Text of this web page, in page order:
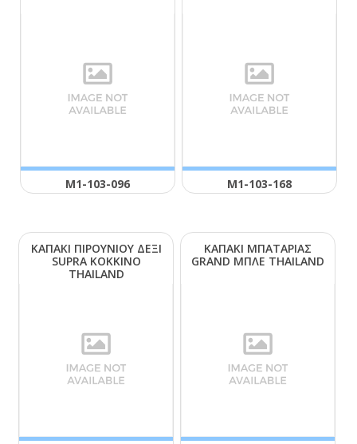
Μ1-103-096 Μ1-103-168
ΚΑΠΑΚΙ ΠΙΡΟΥΝΙΟΥ ΔΕΞΙ
SUΡRΑ ΚΟΚΚΙΝΟ
ΤΗΑΙLΑΝD
ΚΑΠΑΚΙ ΜΠΑΤΑΡΙΑΣ
GRΑΝD ΜΠΛΕ ΤΗΑΙLΑΝD